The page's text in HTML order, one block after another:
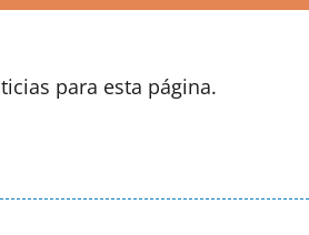
para esta página.